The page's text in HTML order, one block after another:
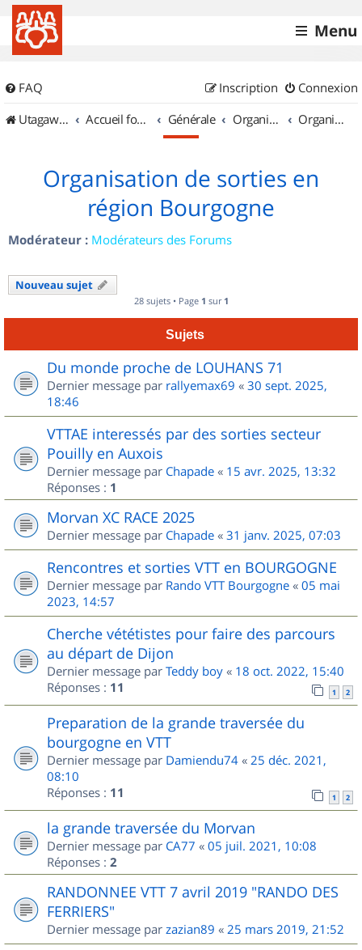
Menu
FAQ Connexion
Inscription
UtagawaVTT (Randos VTT et VTTAE avec traces GPS)
Accueil forum Générale Organisation de sorties & Recherche de partenaires Organisation de sorties en région Bourgogne
Organisation de sorties en
région Bourgogne
Modérateur : Modérateurs des Forums
Nouveau sujet
28 sujets • Page 1 sur 1
Sujets
Du monde proche de LOUHANS 71
Dernier message par rallyemax69 « 30 sept. 2025,
18:46
VTTAE interessés par des sorties secteur
Pouilly en Auxois
Dernier message par Chapade « 15 avr. 2025, 13:32
Réponses : 1
Morvan XC RACE 2025
Dernier message par Chapade « 31 janv. 2025, 07:03
Rencontres et sorties VTT en BOURGOGNE
Dernier message par Rando VTT Bourgogne « 05 mai
2023, 14:57
Cherche vététistes pour faire des parcours
au départ de Dijon
Dernier message par Teddy boy « 18 oct. 2022, 15:40
Réponses : 11 1 2
Preparation de la grande traversée du
bourgogne en VTT
Dernier message par Damiendu74 « 25 déc. 2021,
08:10
Réponses : 11 1 2
la grande traversée du Morvan
Dernier message par CA77 « 05 juil. 2021, 10:08
Réponses : 2
RANDONNEE VTT 7 avril 2019 "RANDO DES
FERRIERS"
Dernier message par zazian89 « 25 mars 2019, 21:52